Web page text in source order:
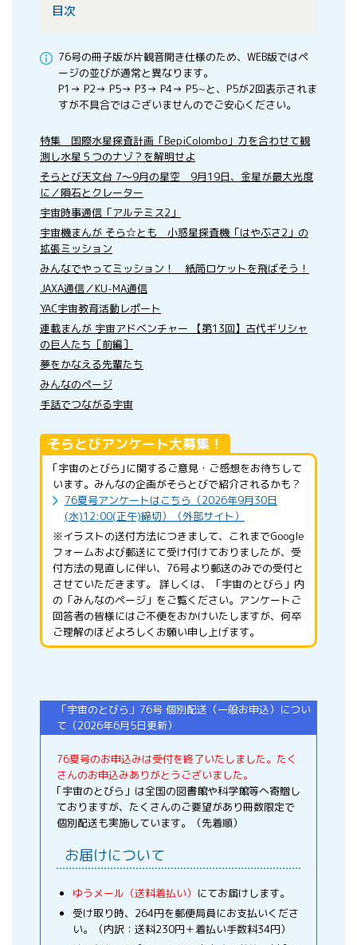
目次
76号の冊子版が片観音開き仕様のため、WEB版ではペ
ージの並びが通常と異なります。
P1→ P2→ P5→ P3→ P4→ P5∼と、P5が2回表示されま
すが不具合ではございませんのでご安心ください。
特集 国際水星探査計画「BepiColombo」力を合わせて観
測し水星５つのナゾ？を解明せよ
そらとび天文台 7～9月の星空 9月19日、金星が最大光度
に／隕石とクレーター
宇宙時事通信「アルテミス2」
宇宙機まんが そら☆とも 小惑星探査機「はやぶさ2」の
拡張ミッション
みんなでやってミッション！ 紙筒ロケットを飛ばそう！
JAXA通信／KU-MA通信
YAC宇宙教育活動レポート
連載まんが 宇宙アドベンチャー 【第13回】古代ギリシャ
の巨人たち［前編］
夢をかなえる先輩たち
みんなのページ
手話でつながる宇宙
そらとびアンケート大募集！
｢宇宙のとびら｣に関するご意見・ご感想をお待ちして
います。みんなの企画がそらとびで紹介されるかも？
76夏号アンケートはこちら（2026年9月30日
(水)12:00(正午)締切）（外部サイト）
※イラストの送付方法につきまして、これまでGoogle
フォームおよび郵送にて受け付けておりましたが、受
付方法の見直しに伴い、76号より郵送のみでの受付と
させていただきます。 詳しくは、「宇宙のとびら」内
の「みんなのページ」をご覧ください。アンケートご
回答者の皆様にはご不便をおかけいたしますが、何卒
ご理解のほどよろしくお願い申し上げます。
「宇宙のとびら」76号 個別配送（一般お申込）につい
て （2026年6月5日更新）
76夏号のお申込みは受付を終了いたしました。たく
さんのお申込みありがとうございました。
｢宇宙のとびら」は全国の図書館や科学館等へ寄贈し
ておりますが、たくさんのご要望があり冊数限定で
個別配送も実施しています。（先着順）
お届けについて
ゆうメール（送料着払い） にてお届けします。
受け取り時、264円を郵便局員にお支払いくださ
い。（内訳：送料230円＋着払い手数料34円）